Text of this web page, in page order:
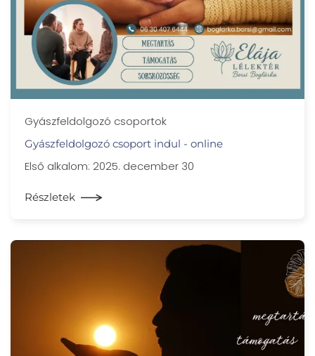
Gyászfeldolgozó csoportok
Gyászfeldolgozó csoport indul - online
Első alkalom: 2025. december 30
Részletek